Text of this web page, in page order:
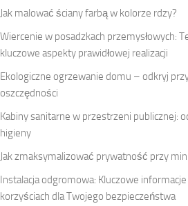
Jak malować ściany farbą w kolorze rdzy?
Wiercenie w posadzkach przemysłowych:
kluczowe aspekty prawidłowej realizacji
Ekologiczne ogrzewanie domu – odkryj
oszczędności
Kabiny sanitarne w przestrzeni publicznej:
higieny
Jak zmaksymalizować prywatność przy
Instalacja odgromowa: Kluczowe
korzyściach dla Twojego bezpieczeństwa